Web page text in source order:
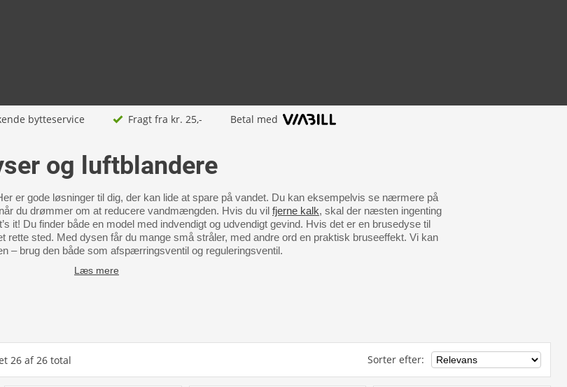
bytteservice Fragt fra kr. 25,- Betal med
og luftblandere
er gode løsninger til dig, der kan lide at spare på vandet. Du kan eksempelvis se nærmere på
du drømmer om at reducere vandmængden. Hvis du vil fjerne kalk, skal der næsten ingenting
it! Du finder både en model med indvendigt og udvendigt gevind. Hvis det er en brusedyse til
rette sted. Med dysen får du mange små stråler, med andre ord en praktisk bruseeffekt. Vi kan
– brug den både som afspærringsventil og reguleringsventil.
Læs mere
26 af 26 total Sorter efter: